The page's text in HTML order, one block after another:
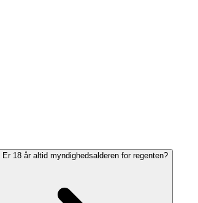
Er 18 år altid myndighedsalderen for regenten?